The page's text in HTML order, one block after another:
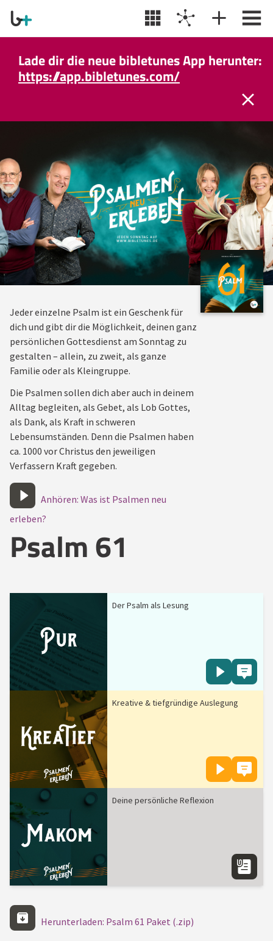
Lade dir die neue bibletunes App herunter:
https://app.bibletunes.com/
Jeder einzelne Psalm ist ein Geschenk für
dich und gibt dir die Möglichkeit, deinen ganz
persönlichen Gottesdienst am Sonntag zu
gestalten – allein, zu zweit, als ganze
Familie oder als Kleingruppe.
Die Psalmen sollen dich aber auch in deinem
Alltag begleiten, als Gebet, als Lob Gottes,
als Dank, als Kraft in schweren
Lebensumständen. Denn die Psalmen haben
ca. 1000 vor Christus den jeweiligen
Verfassern Kraft gegeben.
Anhören: Was ist Psalmen neu
erleben?
Psalm 61
Der Psalm als Lesung
Kreative & tiefgründige Auslegung
Deine persönliche Reflexion
Herunterladen: Psalm 61 Paket (.zip)